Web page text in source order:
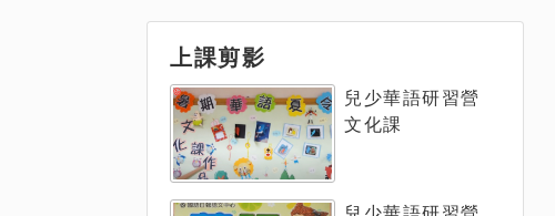
上課剪影
兒少華語研習營
文化課